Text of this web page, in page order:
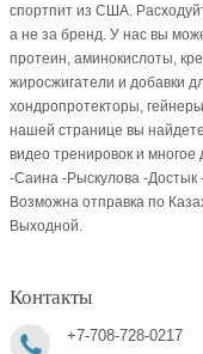
спортпит из США.
а не за бренд. У нас вы
протеин, аминокислоты,
жиросжигатели и добавки
хондропротекторы,
нашей странице вы
видео тренировок и многое
-Саина -Рыскулова -Достык
Возможна отправка по
Выходной.
Контакты
+7-708-728-0217